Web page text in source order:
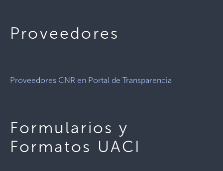
Proveedores
Proveedores CNR en Portal de Transparencia
Formularios y
Formatos UACI